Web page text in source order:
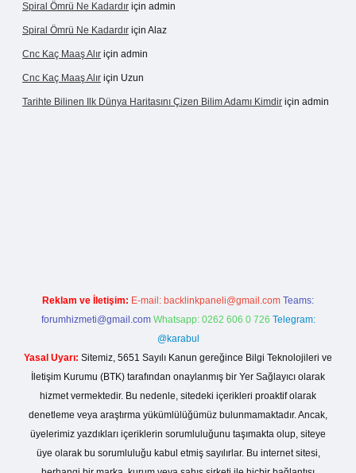
Spiral Ömrü Ne Kadardır için admin
Spiral Ömrü Ne Kadardır için Alaz
Cnc Kaç Maaş Alır için admin
Cnc Kaç Maaş Alır için Uzun
Tarihte Bilinen Ilk Dünya Haritasını Çizen Bilim Adamı Kimdir için admin
Reklam ve İletişim: E-mail: backlinkpaneli@gmail.com Teams:
forumhizmeti@gmail.com Whatsapp: 0262 606 0 726 Telegram:
@karabul
Yasal Uyarı: Sitemiz, 5651 Sayılı Kanun gereğince Bilgi Teknolojileri ve
İletişim Kurumu (BTK) tarafından onaylanmış bir Yer Sağlayıcı olarak
hizmet vermektedir. Bu nedenle, sitedeki içerikleri proaktif olarak
denetleme veya araştırma yükümlülüğümüz bulunmamaktadır. Ancak,
üyelerimiz yazdıkları içeriklerin sorumluluğunu taşımakta olup, siteye
üye olarak bu sorumluluğu kabul etmiş sayılırlar. Bu internet sitesi,